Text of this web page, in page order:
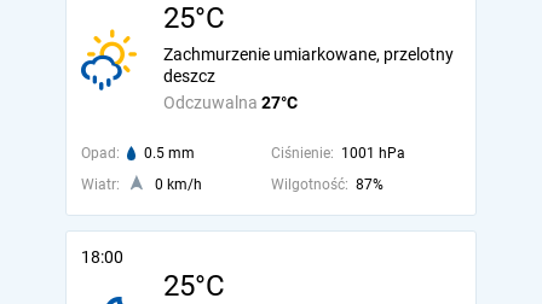
25°C
Odczuwalna 27°C
Zachmurzenie umiarkowane, przelotny
deszcz
Opad: 0.5 mm Ciśnienie: 1001 hPa
Wiatr:
0 km/h Wilgotność: 87%
18:00
25°C